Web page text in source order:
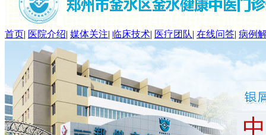
首页| 医院介绍| 媒体关注| 临床技术| 医疗团队| 在线问答| 病例